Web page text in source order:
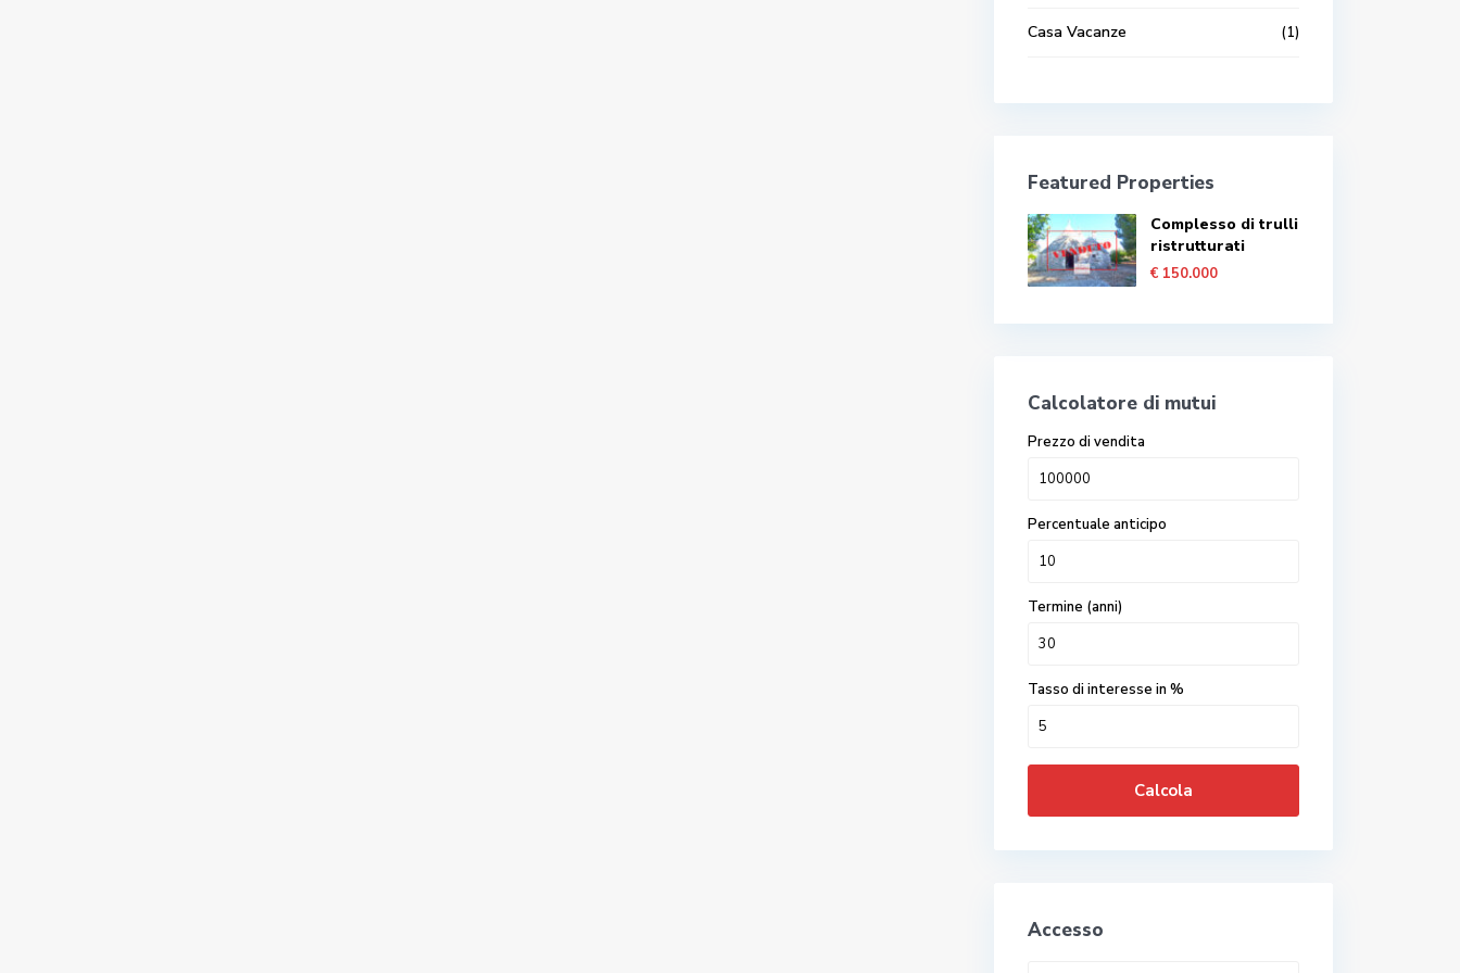
Casa Vacanze (1)
Featured Properties
Complesso di trulli
ristrutturati
€ 150.000
Calcolatore di mutui
Prezzo di vendita
Percentuale anticipo
Termine (anni)
Tasso di interesse in %
Calcola
Accesso